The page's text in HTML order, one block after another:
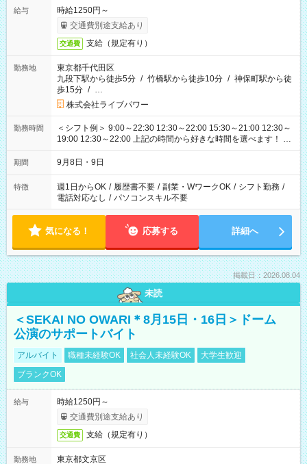
給与
時給1250円～
交通費別途支給あり
交通費 支給（規定有り）
勤務地
東京都千代田区
九段下駅から徒歩5分 / 竹橋駅から徒歩10分 / 神保町駅から徒
歩15分 / …
株式会社ライブパワー
勤務時間
＜シフト例＞ 9:00～22:30 12:30～22:00 15:30～21:00 12:30～
19:00 12:30～22:00 上記の時間から好きな時間を選べます！ ※
時間は変更となる可能性があります
期間 9月8日・9日
特徴 週1日からOK / 履歴書不要 / 副業・WワークOK / シフト勤務 /
電話対応なし / パソコンスキル不要
気になる！ 応募する 詳細へ
掲載日：2026.08.04
未読
＜SEKAI NO OWARI＊8月15日・16日＞ドーム
公演のサポートバイト
アルバイト 職種未経験OK 社会人未経験OK
大学生歓迎
ブランクOK
給与
時給1250円～
交通費別途支給あり
交通費 支給（規定有り）
勤務地
東京都文京区